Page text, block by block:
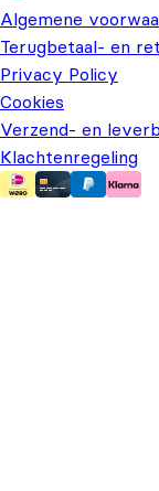
Algemene
Terugbetaal- en
Privacy Policy
Cookies
Verzend- en
Klachtenregeling